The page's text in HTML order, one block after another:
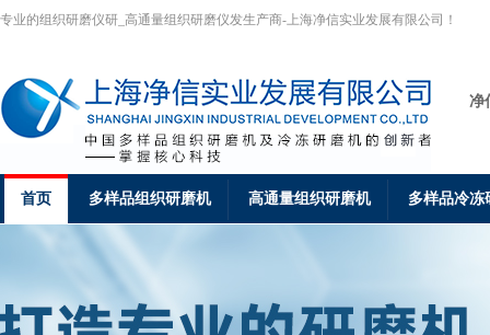
专业的组织研磨仪研_高通量组织研磨仪发生产商-上海净信实业发展有限公司！
净
首页 多样品组织研磨机 高通量组织研磨机 多样品冷冻